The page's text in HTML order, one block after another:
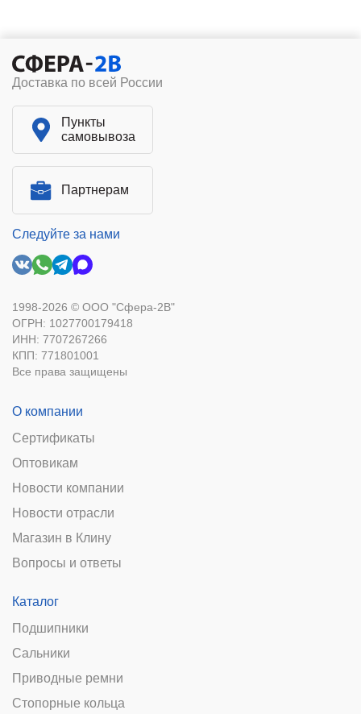
Доставка по всей России
Пункты
самовывоза
Партнерам
Следуйте за нами
1998-2026 © ООО "Сфера-2В"
ОГРН: 1027700179418
ИНН: 7707267266
КПП: 771801001
Все права защищены
О компании
Сертификаты
Оптовикам
Новости компании
Новости отрасли
Магазин в Клину
Вопросы и ответы
Каталог
Подшипники
Сальники
Приводные ремни
Стопорные кольца